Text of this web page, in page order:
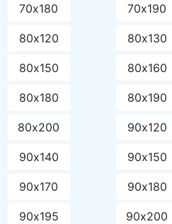
70х180 70х190
80х120 80х130
80х150 80х160
80х180 80х190
80х200 90х120
90х140 90х150
90х170 90х180
90х195 90х200